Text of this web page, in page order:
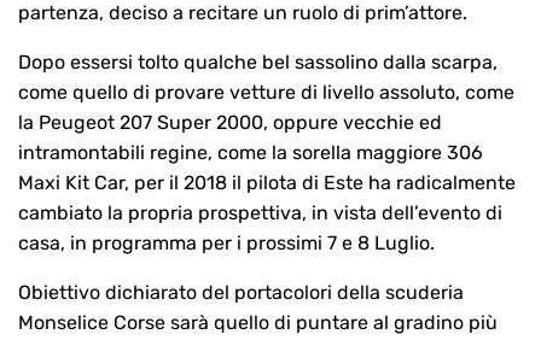
partenza, deciso a recitare un ruolo di prim’attore.
Dopo essersi tolto qualche bel sassolino dalla scarpa,
come quello di provare vetture di livello assoluto, come
la Peugeot 207 Super 2000, oppure vecchie ed
intramontabili regine, come la sorella maggiore 306
Maxi Kit Car, per il 2018 il pilota di Este ha radicalmente
cambiato la propria prospettiva, in vista dell’evento di
casa, in programma per i prossimi 7 e 8 Luglio.
Obiettivo dichiarato del portacolori della scuderia
Monselice Corse sarà quello di puntare al gradino più